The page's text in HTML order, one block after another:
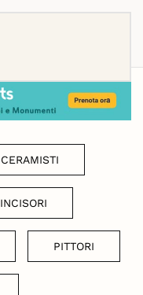
CERAMISTI
INCISORI
PITTORI